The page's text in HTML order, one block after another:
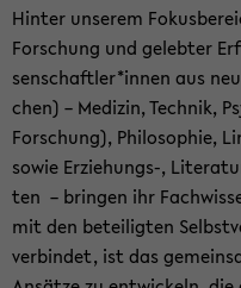
Hin­ter un­se­rem
For­schung und ge­leb­ter
sen­schaft­ler*innen aus
chen) – Me­di­zin, Tech­nik,
For­schung), Phi­lo­so­phie,
sowie Erziehungs-​,
ten – brin­gen ihr
mit den be­tei­lig­ten
ver­bin­det, ist das